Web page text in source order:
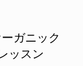
ガニック
ッスン